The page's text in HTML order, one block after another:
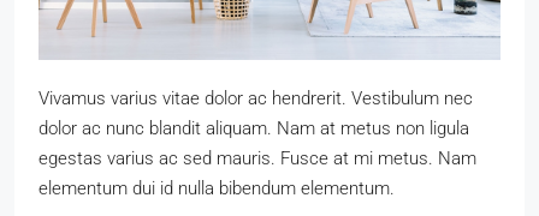
Vivamus varius vitae dolor ac hendrerit. Vestibulum nec
dolor ac nunc blandit aliquam. Nam at metus non ligula
egestas varius ac sed mauris. Fusce at mi metus. Nam
elementum dui id nulla bibendum elementum.